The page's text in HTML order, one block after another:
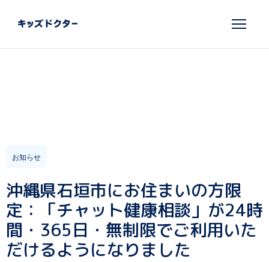
お知らせ
沖縄県石垣市にお住まいの方限
定：「チャット健康相談」が24時
間・365日・無制限でご利用いた
だけるようになりました